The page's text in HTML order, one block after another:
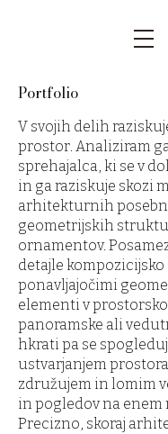
Portfolio
V svojih delih
prostor. Analiziram
sprehajalca, ki se v
in ga raziskuje skozi
arhitekturnih
geometrijskih
ornamentov.
detajle kompozicijsko
ponavljajočimi
elementi v
panoramske ali
hkrati pa se
ustvarjanjem
združujem in lomim
in pogledov na enem
Precizno, skoraj